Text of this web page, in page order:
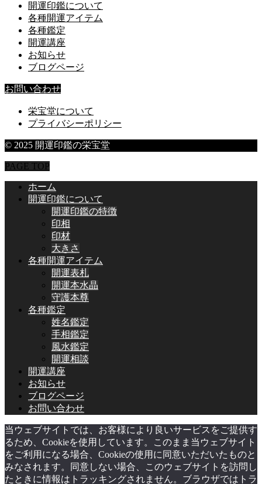
開運印鑑について
各種開運アイテム
各種鑑定
開運講座
お知らせ
ブログページ
お問い合わせ
栄宝堂について
プライバシーポリシー
© 2025 開運印鑑の栄宝堂
PAGE TOP
ホーム
開運印鑑について
開運印鑑の特徴
印相
印材
大きさ
各種開運アイテム
開運表札
開運本水晶
守護本尊
各種鑑定
姓名鑑定
手相鑑定
風水鑑定
開運相談
開運講座
お知らせ
ブログページ
お問い合わせ
当ウェブサイトでは、お客様により良いサービスをご提供す
るため、Cookieを使用しています。このまま当ウェブサイト
をご利用になる場合、Cookieの使用に同意いただいたものと
みなされます。同意しない場合、このウェブサイトを訪問し
たときに情報はトラッキングされません。ブラウザではトラ